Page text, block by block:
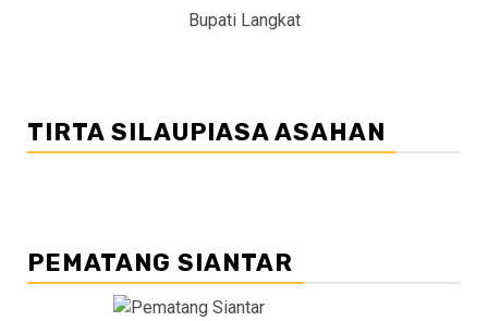
Bupati Langkat
TIRTA SILAUPIASA ASAHAN
PEMATANG SIANTAR